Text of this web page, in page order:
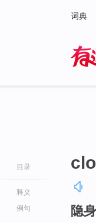
词典
目录
释义
例句
隐